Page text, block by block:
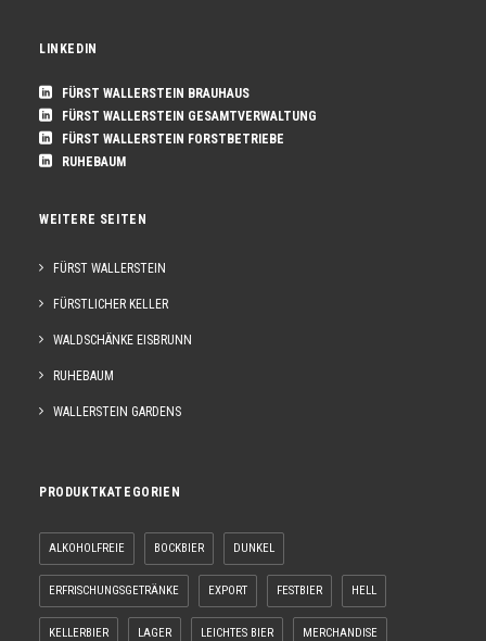
LINKEDIN
FÜRST WALLERSTEIN BRAUHAUS
FÜRST WALLERSTEIN GESAMTVERWALTUNG
FÜRST WALLERSTEIN FORSTBETRIEBE
RUHEBAUM
WEITERE SEITEN
FÜRST WALLERSTEIN
FÜRSTLICHER KELLER
WALDSCHÄNKE EISBRUNN
RUHEBAUM
WALLERSTEIN GARDENS
PRODUKTKATEGORIEN
ALKOHOLFREIE BOCKBIER DUNKEL
ERFRISCHUNGSGETRÄNKE EXPORT FESTBIER HELL
KELLERBIER LAGER LEICHTES BIER MERCHANDISE